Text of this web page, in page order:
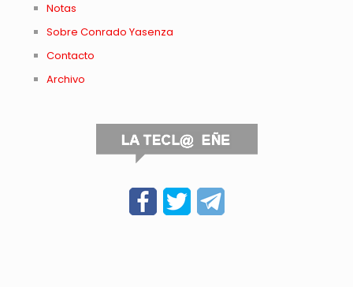
Notas
Sobre Conrado Yasenza
Contacto
Archivo